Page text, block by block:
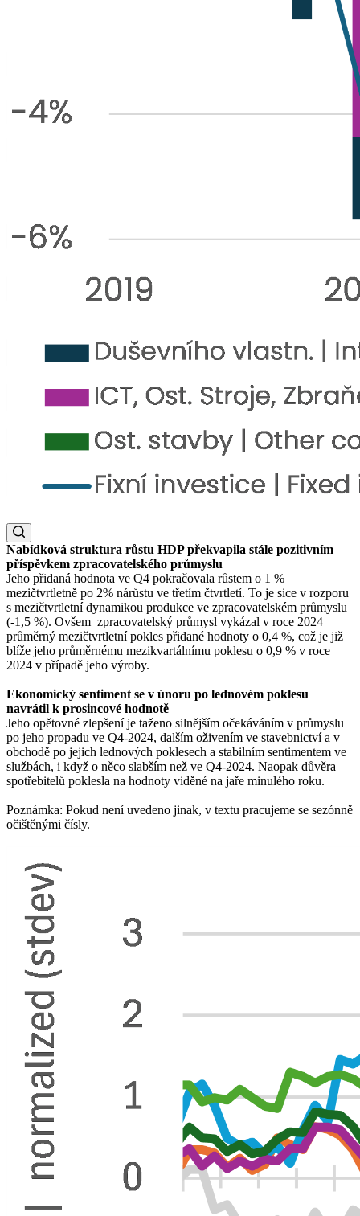
Nabídková struktura růstu HDP překvapila stále pozitivním
příspěvkem zpracovatelského průmyslu
Jeho přidaná hodnota ve Q4 pokračovala růstem o 1 %
mezičtvrtletně po 2% nárůstu ve třetím čtvrtletí. To je sice v rozporu
s mezičtvrtletní dynamikou produkce ve zpracovatelském průmyslu
(-1,5 %). Ovšem zpracovatelský průmysl vykázal v roce 2024
průměrný mezičtvrtletní pokles přidané hodnoty o 0,4 %, což je již
blíže jeho průměrnému mezikvartálnímu poklesu o 0,9 % v roce
2024 v případě jeho výroby.
Ekonomický sentiment se v únoru po lednovém poklesu
navrátil k prosincové hodnotě
Jeho opětovné zlepšení je taženo silnějším očekáváním v průmyslu
po jeho propadu ve Q4-2024, dalším oživením ve stavebnictví a v
obchodě po jejich lednových poklesech a stabilním sentimentem ve
službách, i když o něco slabším než ve Q4-2024. Naopak důvěra
spotřebitelů poklesla na hodnoty viděné na jaře minulého roku.
Poznámka: Pokud není uvedeno jinak, v textu pracujeme se sezónně
očištěnými čísly.